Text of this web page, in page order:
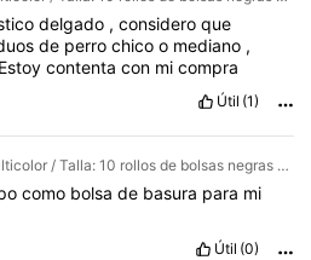
delgado , considero que
de perrochicoo mediano ,
Estoycontentacon micompra
Útil (1)
Color: Multicolor / Talla: 10 rollos de bolsas negras para excrementos de mascotas.
como bolsa de basura para mi
Útil (0)